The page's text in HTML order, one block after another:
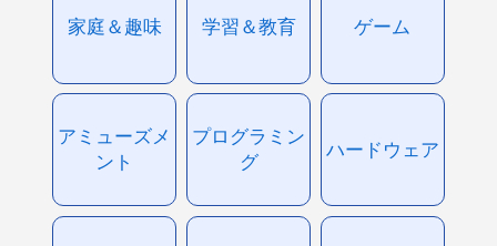
家庭＆趣味 学習＆教育 ゲーム
アミューズメ
ント
プログラミン
グ
ハードウェア